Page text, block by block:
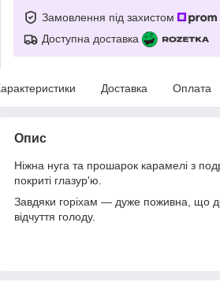
Замовлення під захистом
Доступна доставка
Доставка Оплата
Опис
Ніжна нуга та прошарок карамелі з
покриті глазур'ю.
Завдяки горіхам — дуже поживна, що
відчуття голоду.